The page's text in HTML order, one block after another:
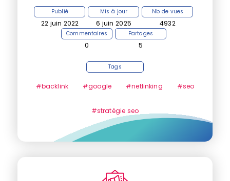
Publié
22 juin 2022
Mis à jour
6 juin 2025
Nb de vues
4932
Commentaires
0
Partages
5
Tags
#backlink #google #netlinking #seo
#stratégie seo